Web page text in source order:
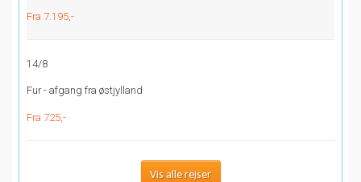
Fra 7.195,-
14/8
Fur - afgang fra østjylland
Fra 725,-
Vis alle rejser